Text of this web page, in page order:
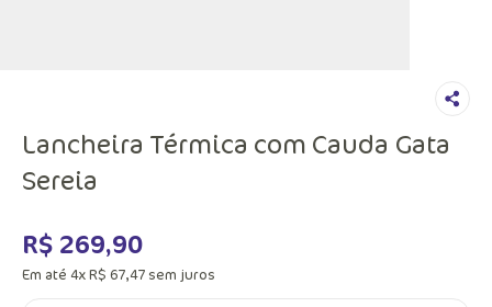
Lancheira Térmica com Cauda Gata
Sereia
R$ 269,90
Em até 4xR$ 67,47 sem juros